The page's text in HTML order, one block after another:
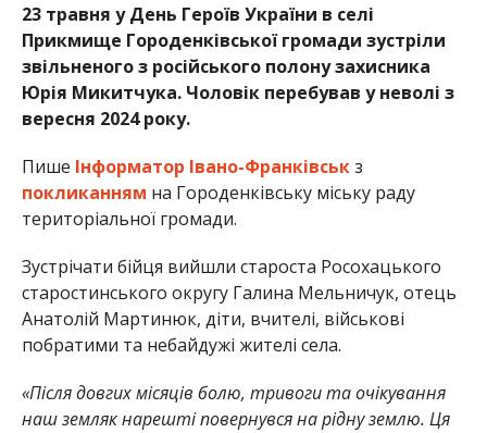
23 травня у День Героїв України в селі
Прикмище Городенківської громади зустріли
звільненого з російського полону захисника
Юрія Микитчука. Чоловік перебував у неволі з
вересня 2024 року.
Пише Інформатор Івано-Франківськз
покликанням на Городенківську міську раду
територіальної громади.
Зустрічати бійця вийшли староста Росохацького
старостинського округу Галина Мельничук, отець
Анатолій Мартинюк, діти, вчителі, військові
побратими та небайдужі жителі села.
«Після довгих місяців болю, тривоги та очікування
наш земляк нарешті повернувся на рідну землю. Ця